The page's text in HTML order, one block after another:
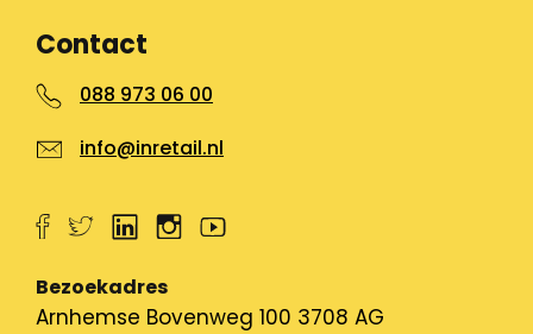
Contact
088 973 06 00
info@inretail.nl
Bezoekadres
Arnhemse Bovenweg 100 3708 AG